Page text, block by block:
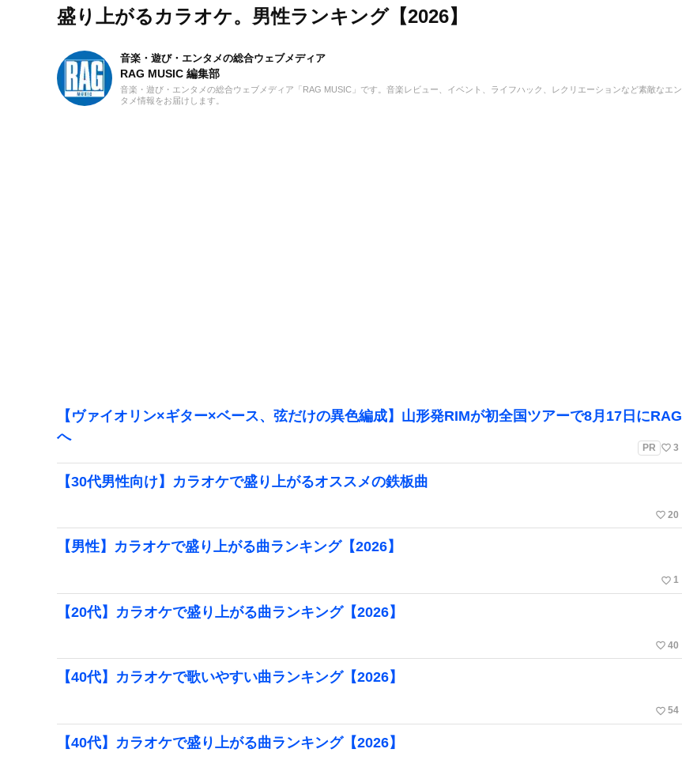
盛り上がるカラオケ。男性ランキング【2026】
音楽・遊び・エンタメの総合ウェブメディア
RAG MUSIC 編集部
音楽・遊び・エンタメの総合ウェブメディア「RAG MUSIC」です。音楽レビュー、イベント、ライフハック、レクリエーションなど素敵なエン
タメ情報をお届けします。
【ヴァイオリン×ギター×ベース、弦だけの異色編成】山形発RIMが初全国ツアーで8月17日にRAG
へ
PR favorite_border 3
【30代男性向け】カラオケで盛り上がるオススメの鉄板曲
favorite_border 20
【男性】カラオケで盛り上がる曲ランキング【2026】
favorite_border 1
【20代】カラオケで盛り上がる曲ランキング【2026】
favorite_border 40
【40代】カラオケで歌いやすい曲ランキング【2026】
favorite_border 54
【40代】カラオケで盛り上がる曲ランキング【2026】